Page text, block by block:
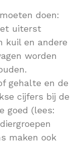
doen:
uiterst
kuil en andere
worden
gehalte en de
cijfers bij de
goed (lees:
maken ook